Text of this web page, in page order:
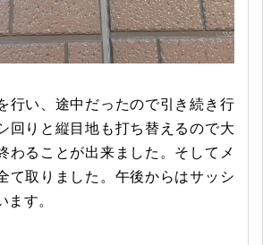
行い、途中だったので引き続き行
回りと縦目地も打ち替えるので大
わることが出来ました。そしてメ
て取りました。午後からはサッシ
ます。